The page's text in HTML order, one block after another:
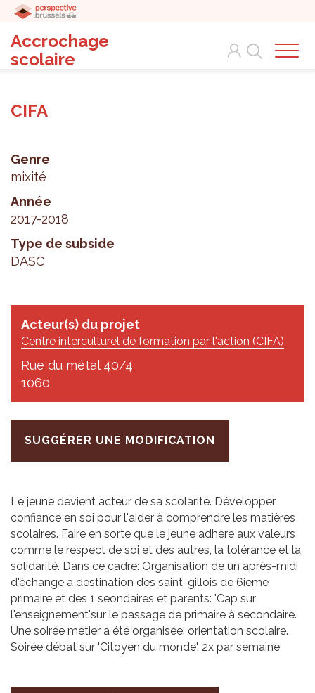
Accrochage
scolaire
Search
CIFA
Genre
mixité
Année
2017-2018
Type de subside
DASC
Acteur(s) du projet
Centre interculturel de formation par l'action (CIFA)
Rue du métal 40/4
1060
SUGGÉRER UNE MODIFICATION
Le jeune devient acteur de sa scolarité. Développer
confiance en soi pour l'aider à comprendre les matières
scolaires. Faire en sorte que le jeune adhère aux valeurs
comme le respect de soi et des autres, la tolérance et la
solidarité. Dans ce cadre: Organisation de un après-midi
d'échange à destination des saint-gillois de 6ieme
primaire et des 1 seondaires et parents: 'Cap sur
l'enseignement'sur le passage de primaire à secondaire.
Une soirée métier a été organisée: orientation scolaire.
Soirée débat sur 'Citoyen du monde'. 2x par semaine